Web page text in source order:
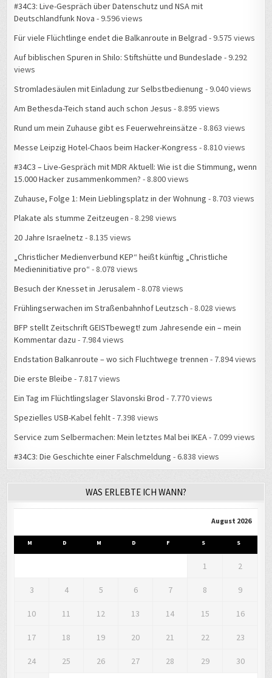
#34C3: Live-Gespräch über Datenschutz und NSA mit
Deutschlandfunk Nova - 9.596 views
Für viele Flüchtlinge endet die Balkanroute in Belgrad - 9.575 views
Auf biblischen Spuren in Shilo: Stiftshütte und Bundeslade - 9.292
views
Stromladesäulen mit Einladung zur Selbstbedienung - 9.040 views
Am Bethesda-Teich stand auch schon Jesus - 8.895 views
Rund um mein Zuhause gibt es Feuerwehreinsätze - 8.863 views
Messe Leipzig Hotel-Chaos beim Hacker-Kongress - 8.810 views
#34C3 – Live-Gespräch mit MDR Aktuell: Wie ist die Stimmung, wenn
15.000 Hacker zusammenkommen? - 8.800 views
Zuhause, Folge 1: Mein Lieblingsplatz in der Wohnung - 8.703 views
Plakate als stumme Zeitzeugen - 8.298 views
20 Jahre Israelnetz - 8.135 views
„Christlicher Medienverbund KEP“ heißt künftig „Christliche
Medieninitiative pro“ - 8.078 views
Besuch der Knesset in Jerusalem - 8.078 views
Frühlingserwachen im Straßenbahnhof Leutzsch - 8.028 views
BFP stellt Zeitschrift GEISTbewegt! zum Jahresende ein – mein
Kommentar dazu - 7.984 views
Endstation Balkanroute – wo sich Fluchtwege trennen - 7.894 views
Die erste Bleibe - 7.817 views
Ein Tag im Flüchtlingslager Slavonski Brod - 7.770 views
Spezielles USB-Kabel fehlt- 7.398 views
Service zum Selbermachen: Mein letztes Mal bei IKEA- 7.099 views
#34C3: Die Geschichte einer Falschmeldung - 6.838 views
WAS ERLEBTE ICH WANN?
August 2026
M D M D F S S
1 2
3 4 5 6 7 8 9
10 11 12 13 14 15 16
17 18 19 20 21 22 23
24 25 26 27 28 29 30